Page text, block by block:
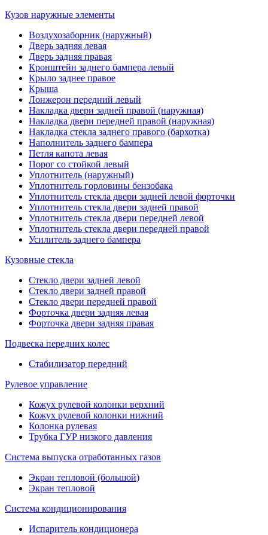
Кузов наружные элементы
Воздухозаборник (наружный)
Дверь задняя левая
Дверь задняя правая
Кронштейн заднего бампера левый
Крыло заднее правое
Крыша
Лонжерон передний левый
Накладка двери задней правой (наружная)
Накладка двери передней правой (наружная)
Накладка стекла заднего правого (бархотка)
Наполнитель заднего бампера
Петля капота левая
Порог со стойкой левый
Уплотнитель (наружный)
Уплотнитель горловины бензобака
Уплотнитель стекла двери задней левой форточки
Уплотнитель стекла двери задней правой
Уплотнитель стекла двери передней левой
Уплотнитель стекла двери передней правой
Усилитель заднего бампера
Кузовные стекла
Стекло двери задней левой
Стекло двери задней правой
Стекло двери передней правой
Форточка двери задняя левая
Форточка двери задняя правая
Подвеска передних колес
Стабилизатор передний
Рулевое управление
Кожух рулевой колонки верхний
Кожух рулевой колонки нижний
Колонка рулевая
Трубка ГУР низкого давления
Система выпуска отработанных газов
Экран тепловой (большой)
Экран тепловой
Система кондиционирования
Испаритель кондиционера